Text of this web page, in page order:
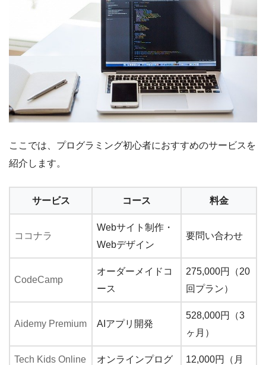
ここでは、プログラミング初心者におすすめのサービスを
紹介します。
サービス コース 料金
ココナラ
Webサイト制作・
Webデザイン
要問い合わせ
CodeCamp
オーダーメイドコ
ース
275,000円（20
回プラン）
Aidemy Premium AIアプリ開発
528,000円（3
ヶ月）
Tech Kids Online
オンラインプログ
12,000円（月